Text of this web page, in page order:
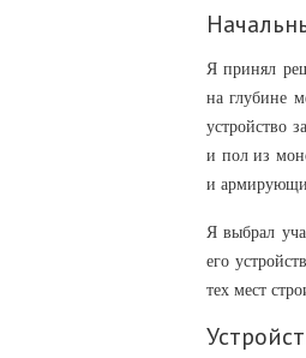
Я принял
на глубине
устройство
и пол из
и
Я выбрал
его
тех мест